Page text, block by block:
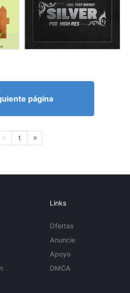
página
1
Links
Ofertas
Anuncie
Apoyo
DMCA